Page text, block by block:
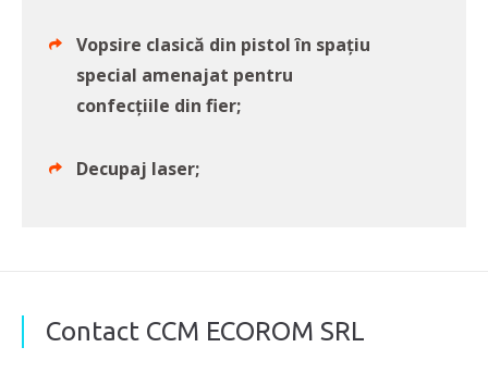
Vopsire clasică din pistol în spațiu
special amenajat pentru
confecțiile din fier;
Decupaj laser;
Contact CCM ECOROM SRL